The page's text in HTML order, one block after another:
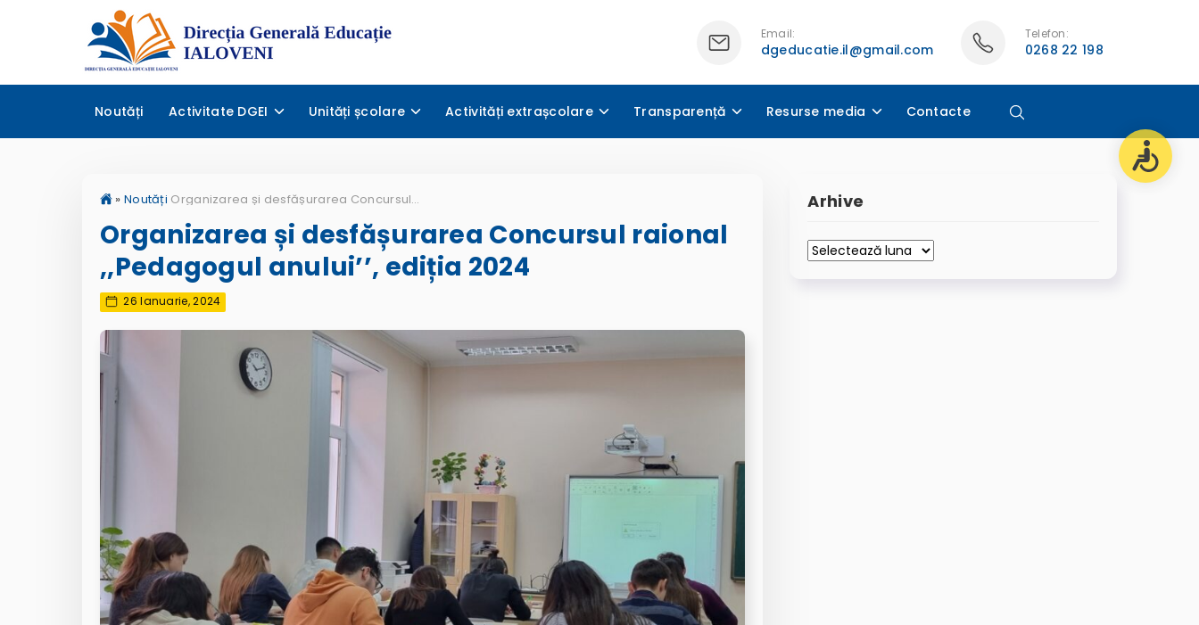
Email:
dgeducatie.il@gmail.com
Telefon:
0268 22 198
Noutăți Activitate DGEI Unități școlare Activități extrașcolare Transparență Resurse media Contacte
» Noutăți Organizarea și desfășurarea Concursul raional ,,Pedagogul anului’’, ediția 2024
Organizarea și desfășurarea Concursul raional
,,Pedagogul anului’’, ediția 2024
26 Ianuarie, 2024
Arhive
Arhive